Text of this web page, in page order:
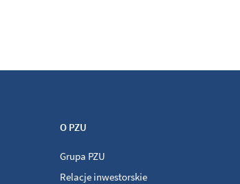
O PZU
Grupa PZU
Relacje inwestorskie